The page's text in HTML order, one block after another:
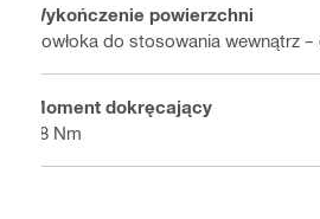
Wykończenie powierzchni
Powłoka do stosowania wewnątrz
Moment dokręcający
18 Nm